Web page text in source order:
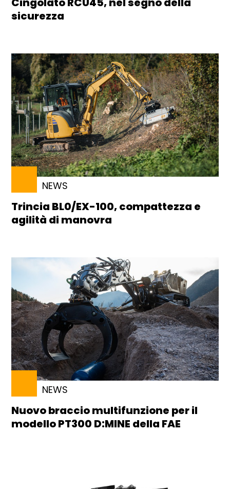
sicurezza
NEWS
Trincia BL0/EX-100, compattezza e
agilità di manovra
NEWS
Nuovo braccio multifunzione per il
modello PT300 D:MINE della FAE